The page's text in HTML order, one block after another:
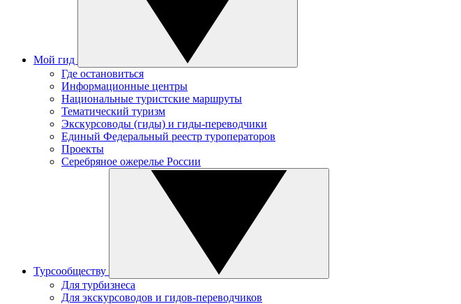
Мой гид
Где остановиться
Информационные центры
Национальные туристские маршруты
Тематический туризм
Экскурсоводы (гиды) и гиды-переводчики
Единый Федеральный реестр туроператоров
Проекты
Серебряное ожерелье России
Турсообществу
Для турбизнеса
Для экскурсоводов и гидов-переводчиков